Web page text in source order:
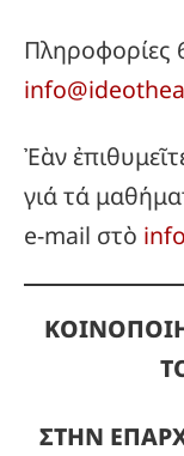
Πληροφορίες
Ἐὰν
γιά τά
e-mail στὸ
ΣΤΗΝ